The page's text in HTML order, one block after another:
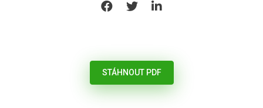
SHARE ON FACEBOOK
SHARE ON TWITTER
SHARE ON LINKEDIN
STÁHNOUT PDF